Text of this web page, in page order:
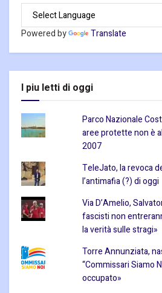
Powered by Translate
I piu letti di oggi
Parco Nazionale
aree protette non è
2007
TeleJato, la revoca
l’antimafia (?) di oggi
Via D’Amelio,
fascisti non
la verità sulle stragi»
Torre Annunziata,
“Commissari Siamo
occupato»